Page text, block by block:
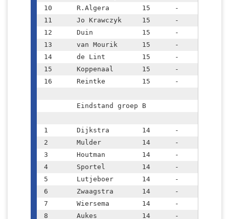
10	R.Algera	15	-	6.0
11	Jo Krawczyk	15	-	6.0
12	Duin		15	-	5.5
13	van Mourik	15	-	5.5
14	de Lint		15	-	5.0
15	Koppenaal	15	-	4.5
16	Reintke		15	-	3.5
1	Dijkstra	14	-	12.0
2	Mulder		14	-	11.0
3	Houtman		14	-	9.5
4	Sportel		14	-	9.5
5	Lutjeboer	14	-	9.5
6	Zwaagstra	14	-	9.0
7	Wiersema	14	-	9.0
8	Aukes		14	-	8.0